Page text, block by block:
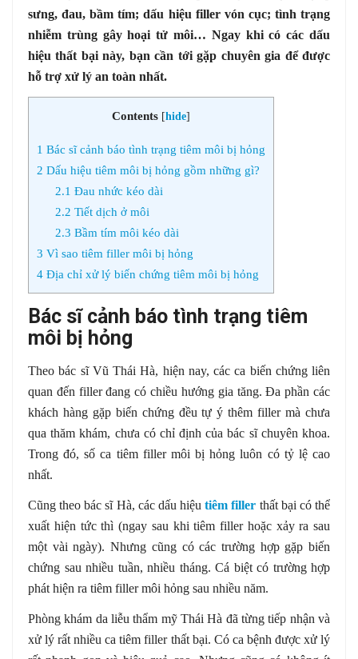
sưng, đau, bầm tím; dấu hiệu filler vón cục; tình trạng
nhiễm trùng gây hoại tử môi… Ngay khi có các dấu
hiệu thất bại này, bạn cần tới gặp chuyên gia để được
hỗ trợ xử lý an toàn nhất.
Contents [hide]
1 Bác sĩ cảnh báo tình trạng tiêm môi bị hỏng
2 Dấu hiệu tiêm môi bị hỏng gồm những gì?
2.1 Đau nhức kéo dài
2.2 Tiết dịch ở môi
2.3 Bầm tím môi kéo dài
3 Vì sao tiêm filler môi bị hỏng
4 Địa chỉ xử lý biến chứng tiêm môi bị hỏng
Bác sĩ cảnh báo tình trạng tiêm
môi bị hỏng
Theo bác sĩ Vũ Thái Hà, hiện nay, các ca biến chứng liên
quan đến filler đang có chiều hướng gia tăng. Đa phần các
khách hàng gặp biến chứng đều tự ý thêm filler mà chưa
qua thăm khám, chưa có chỉ định của bác sĩ chuyên khoa.
Trong đó, số ca tiêm filler môi bị hỏng luôn có tỷ lệ cao
nhất.
Cũng theo bác sĩ Hà, các dấu hiệutiêm filler thất bại có thể
xuất hiện tức thì (ngay sau khi tiêm filler hoặc xảy ra sau
một vài ngày). Nhưng cũng có các trường hợp gặp biến
chứng sau nhiều tuần, nhiều tháng. Cá biệt có trường hợp
phát hiện ra tiêm filler môi hỏng sau nhiều năm.
Phòng khám da liễu thẩm mỹ Thái Hà đã từng tiếp nhận và
xử lý rất nhiều ca tiêm filler thất bại. Có ca bệnh được xử lý